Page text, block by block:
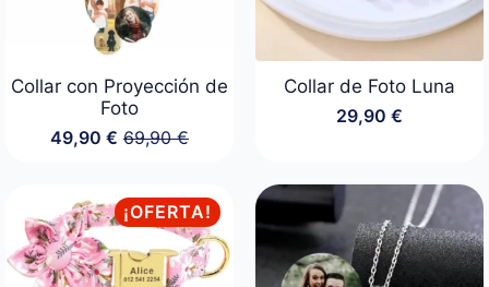
Collar con Proyección de
Foto
69,90€
El
era:
69,90 €.
49,90€ El
es:
49,90 €.
Collar de Foto Luna
29,90 €
¡OFERTA!